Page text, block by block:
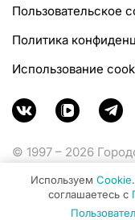
Пользовательское
Политика
Использование
© 1997 – 2026
Министерства
коммуникаций
Используем Cookie
соглашаетесь с